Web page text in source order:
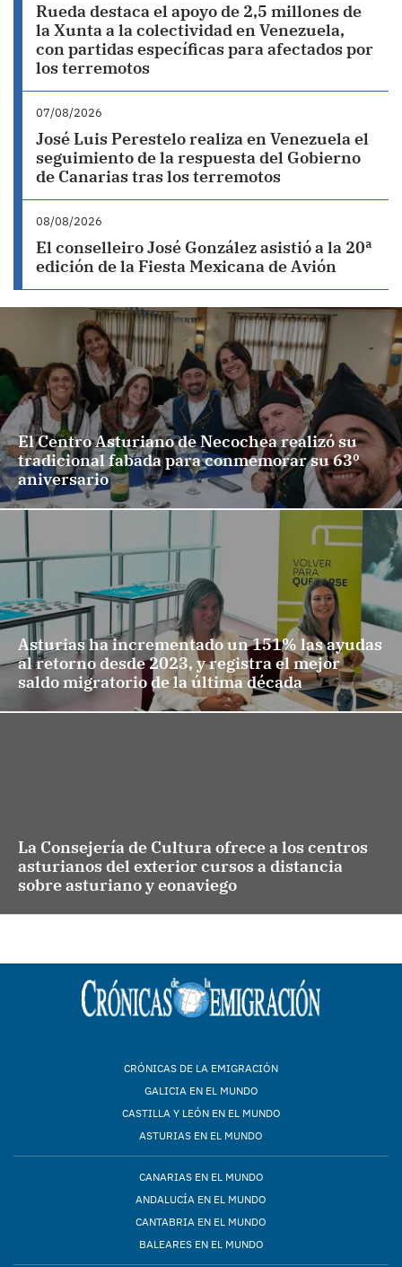
Rueda destaca el apoyo de 2,5 millones de
la Xunta a la colectividad en Venezuela,
con partidas específicas para afectados por
los terremotos
07/08/2026
José Luis Perestelo realiza en Venezuela el
seguimiento de la respuesta del Gobierno
de Canarias tras los terremotos
08/08/2026
El conselleiro José González asistió a la 20ª
edición de la Fiesta Mexicana de Avión
El Centro Asturiano de Necochea realizó su
tradicional fabada para conmemorar su 63º
aniversario
Asturias ha incrementado un 151% las ayudas
al retorno desde 2023, y registra el mejor
saldo migratorio de la última década
La Consejería de Cultura ofrece a los centros
asturianos del exterior cursos a distancia
sobre asturiano y eonaviego
CRÓNICAS DE LA EMIGRACIÓN
GALICIA EN EL MUNDO
CASTILLA Y LEÓN EN EL MUNDO
ASTURIAS EN EL MUNDO
CANARIAS EN EL MUNDO
ANDALUCÍA EN EL MUNDO
CANTABRIA EN EL MUNDO
BALEARES EN EL MUNDO